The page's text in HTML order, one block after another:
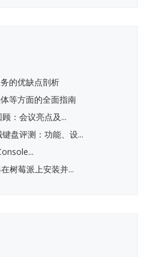
的优缺点剖析
等方面的全面指南
：会议亮点及...
盘评测：功能、设...
树莓派上安装并...